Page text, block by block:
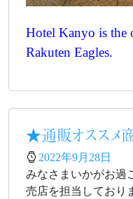
Hotel Kanyo is the
Rakuten Eagles.
★通販オスス
2022年9月28日
みなさまいかがお過
売店を担当してお